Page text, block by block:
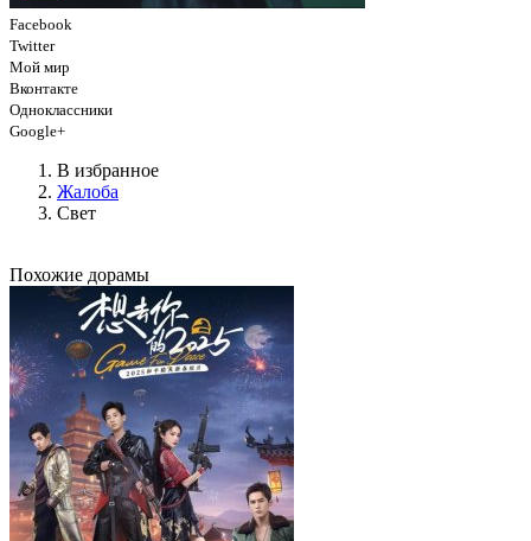
Facebook
Twitter
Мой мир
Вконтакте
Одноклассники
Google+
В избранное
Жалоба
Свет
Похожие дорамы